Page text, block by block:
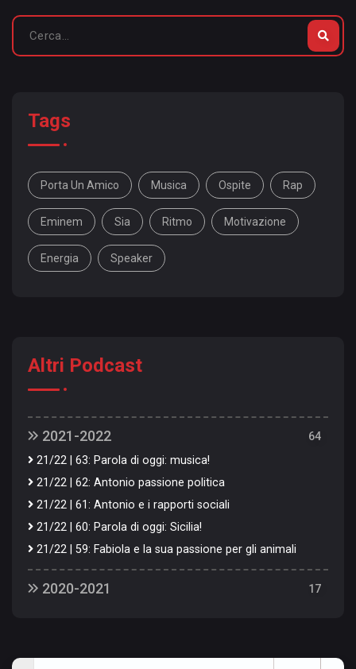
Tags
Porta Un Amico Musica Ospite Rap
Eminem Sia Ritmo Motivazione
Energia Speaker
Altri Podcast
2021-2022 64
21/22 | 63: Parola di oggi: musica!
21/22 | 62: Antonio passione politica
21/22 | 61: Antonio e i rapporti sociali
21/22 | 60: Parola di oggi: Sicilia!
21/22 | 59: Fabiola e la sua passione per gli animali
21/22 | 58: Shopping ossessivo compulsivo!
21/22 | 57: Puntata a tema musicale
21/22 | 54: Parola di oggi: cucina!
2020-2021 17
20/21 | 16: Puntata con Kloma!